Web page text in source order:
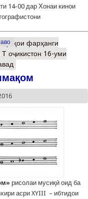
14-00 дар Хонаи кинои
фарҳанги
Т оҷикистон 16-уми
рисолаи мусиқӣ оид ба
асри XYIII – ибтидои